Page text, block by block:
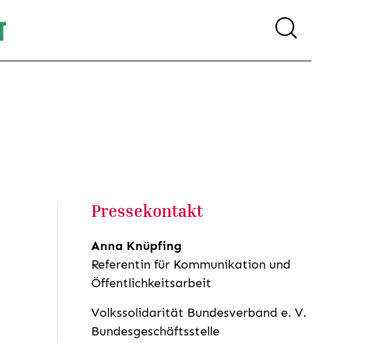
Pressekontakt
Anna Knüpfing
Referentin für Kommunikation und
Öffentlichkeitsarbeit
Volkssolidarität Bundesverband e. V.
Bundesgeschäftsstelle